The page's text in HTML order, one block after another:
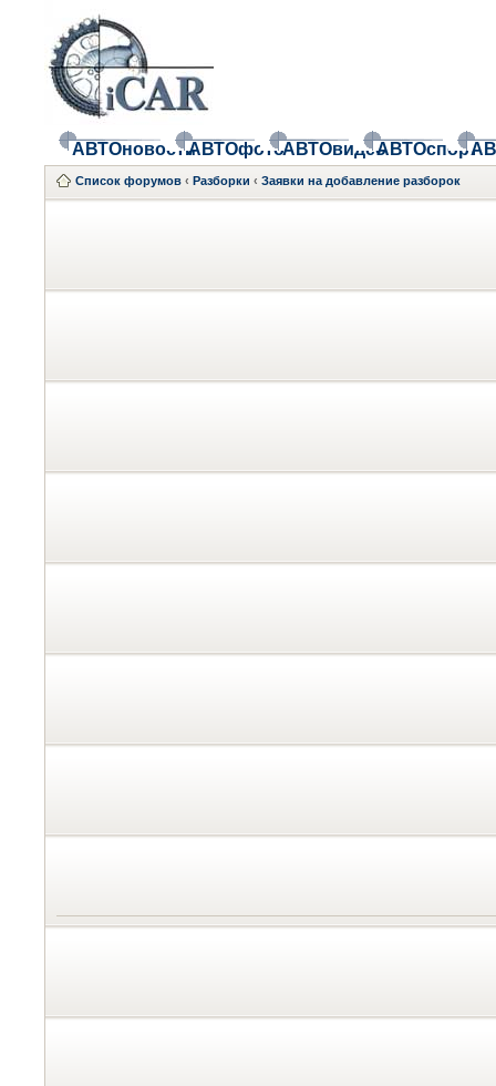
АВТОновостиАВТОфотоАВТОвидеоАВТОспорт
Список форумов ‹ Разборки ‹ Заявки на добавление разборок